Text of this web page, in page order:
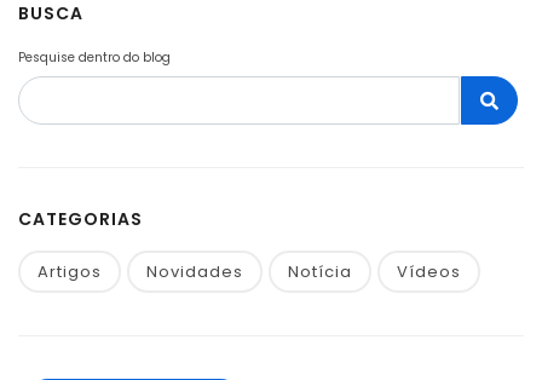
BUSCA
Pesquise dentro do blog
CATEGORIAS
Artigos Novidades Notícia Vídeos